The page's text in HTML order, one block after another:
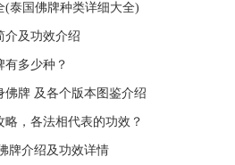
(泰国佛牌种类详细大全)
介及功效介绍
有多少种？
佛牌 及各个版本图鉴介绍
，各法相代表的功效？
牌介绍及功效详情